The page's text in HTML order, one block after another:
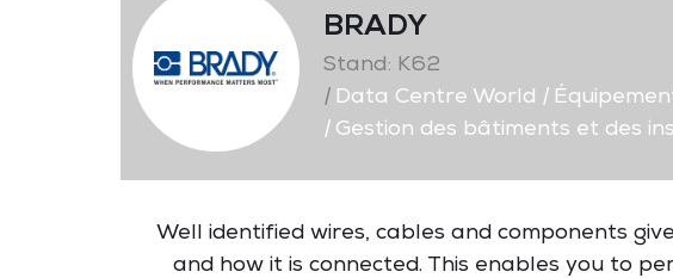
BRADY
Stand: K62
|Data Centre World |
|Gestion des bâtiments et des
Well identified wires, cables and components
and how it is connected. This enables you to